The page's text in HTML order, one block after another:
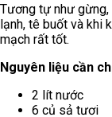
Tương tự như
lạnh, tê buốt và khi
mạch rất tốt.
Nguyên liệu cần
2 lít nước
6 củ sả tươi